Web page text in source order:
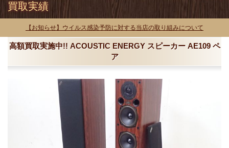
買取実績
【お知らせ】ウイルス感染予防に対する当店の取り組みについて
高額買取実施中!! ACOUSTIC ENERGY スピーカー AE109 ペ
ア